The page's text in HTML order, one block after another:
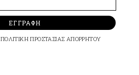
ΕΓΓΡΑΦΗ
ΠΟΛΙΤΙΚΗ ΠΡΟΣΤΑΣΙΑΣ ΑΠΟΡΡΗΤΟΥ